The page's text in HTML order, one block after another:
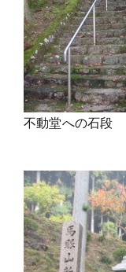
不動堂への石段